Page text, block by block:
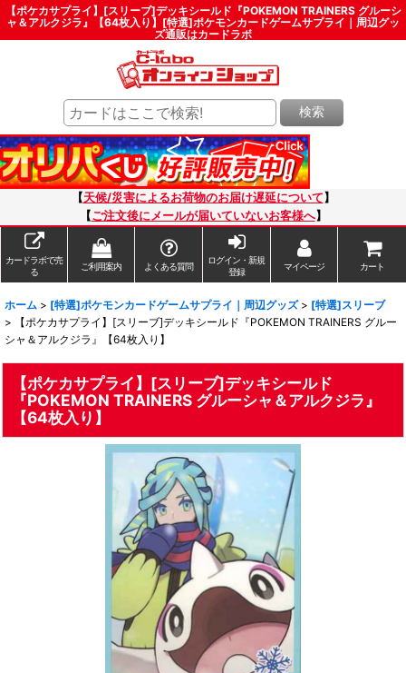
【ポケカサプライ】[スリーブ]デッキシールド『POKEMON TRAINERS グルーシ
ャ＆アルクジラ』【64枚入り】[特選]ポケモンカードゲームサプライ｜周辺グッ
ズ通販はカードラボ
検索
【天候/災害によるお荷物のお届け遅延について 】
【ご注文後にメールが届いていないお客様へ】
カードラボで売
る
ご利用案内 よくある質問
ログイン・新規
登録
マイページ カート
ホーム > [特選]ポケモンカードゲームサプライ｜周辺グッズ > [特選]スリーブ
>
【ポケカサプライ】[スリーブ]デッキシールド『POKEMON TRAINERS グルー
シャ＆アルクジラ』【64枚入り】
【ポケカサプライ】[スリーブ]デッキシールド
『POKEMON TRAINERS グルーシャ＆アルクジラ』
【64枚入り】